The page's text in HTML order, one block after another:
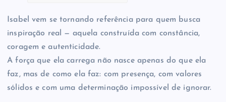
Isabel vem se tornando referência para quem busca
inspiração real — aquela construída com constância,
coragem e autenticidade.
A força que ela carrega não nasce apenas do que ela
faz, mas de como ela faz: com presença, com valores
sólidos e com uma determinação impossível de ignorar.